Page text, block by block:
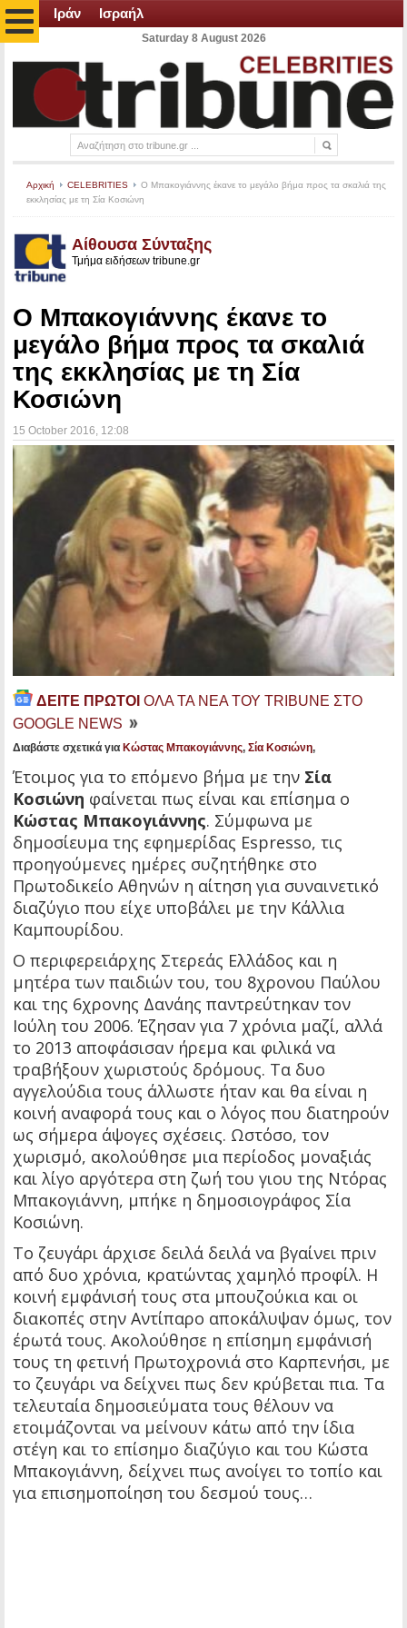
Ιράν Ισραήλ
Saturday 8 August 2026
Αρχική CELEBRITIES
Ο Μπακογιάννης έκανε το μεγάλο βήμα προς τα σκαλιά της
εκκλησίας με τη Σία Κοσιώνη
Αίθουσα Σύνταξης
Τμήμα ειδήσεων tribune.gr
Ο Μπακογιάννης έκανε το
μεγάλο βήμα προς τα σκαλιά
της εκκλησίας με τη Σία
Κοσιώνη
15 October 2016 , 12:08
ΔΕΙΤΕ ΠΡΩΤΟΙ ΟΛΑ ΤΑ ΝΕΑ ΤΟΥ TRIBUNE ΣΤΟ
GOOGLE NEWS
Διαβάστε σχετικά για Κώστας Μπακογιάννης, Σία Κοσιώνη,
Έτοιμος για το επόμενο βήμα με την Σία
Κοσιώνη φαίνεται πως είναι και επίσημα ο
Κώστας Μπακογιάννης. Σύμφωνα με
δημοσίευμα της εφημερίδας Espresso, τις
προηγούμενες ημέρες συζητήθηκε στο
Πρωτοδικείο Αθηνών η αίτηση για συναινετικό
διαζύγιο που είχε υποβάλει με την Κάλλια
Καμπουρίδου.
Ο περιφερειάρχης Στερεάς Ελλάδος και η
μητέρα των παιδιών του, του 8χρονου Παύλου
και της 6χρονης Δανάης παντρεύτηκαν τον
Ιούλη του 2006. Έζησαν για 7 χρόνια μαζί, αλλά
το 2013 αποφάσισαν ήρεμα και φιλικά να
τραβήξουν χωριστούς δρόμους. Τα δυο
αγγελούδια τους άλλωστε ήταν και θα είναι η
κοινή αναφορά τους και ο λόγος που διατηρούν
ως σήμερα άψογες σχέσεις. Ωστόσο, τον
χωρισμό, ακολούθησε μια περίοδος μοναξιάς
και λίγο αργότερα στη ζωή του γιου της Ντόρας
Μπακογιάννη, μπήκε η δημοσιογράφος Σία
Κοσιώνη.
Το ζευγάρι άρχισε δειλά δειλά να βγαίνει πριν
από δυο χρόνια, κρατώντας χαμηλό προφίλ. Η
κοινή εμφάνισή τους στα μπουζούκια και οι
διακοπές στην Αντίπαρο αποκάλυψαν όμως, τον
έρωτά τους. Ακολούθησε η επίσημη εμφάνισή
τους τη φετινή Πρωτοχρονιά στο Καρπενήσι, με
το ζευγάρι να δείχνει πως δεν κρύβεται πια. Τα
τελευταία δημοσιεύματα τους θέλουν να
ετοιμάζονται να μείνουν κάτω από την ίδια
στέγη και το επίσημο διαζύγιο και του Κώστα
Μπακογιάννη, δείχνει πως ανοίγει το τοπίο και
για επισημοποίηση του δεσμού τους…